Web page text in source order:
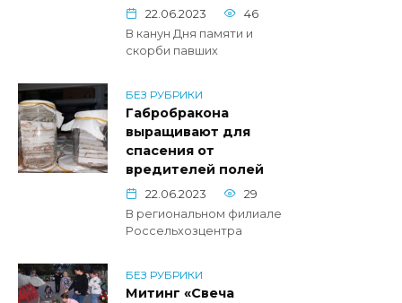
22.06.2023
46
В канун Дня памяти и
скорби павших
БЕЗ РУБРИКИ
Габробракона
выращивают для
спасения от
вредителей полей
22.06.2023
29
В региональном филиале
Россельхозцентра
БЕЗ РУБРИКИ
Митинг «Свеча